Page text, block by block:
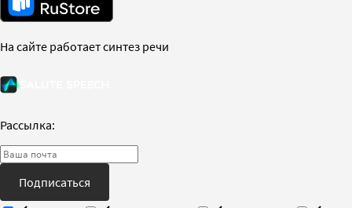
На сайте работает синтез речи
Рассылка:
Подписаться